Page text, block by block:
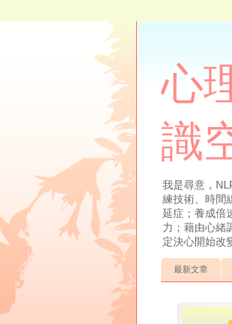
心
識
我是尋意，
練技術、時間
延症；養成倍
力；藉由心緒
定決心開始改
最新文章